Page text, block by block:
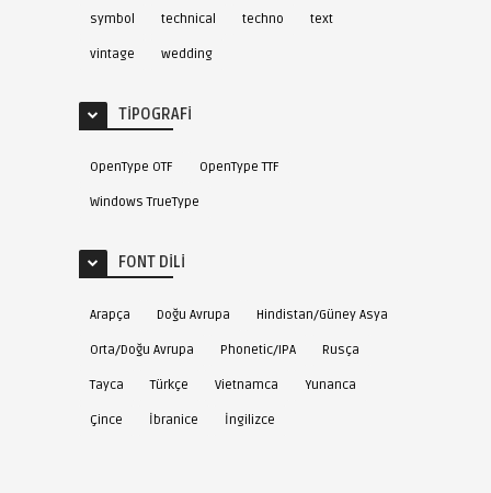
symbol technical techno text
vintage wedding
TIPOGRAFI
OpenType OTF OpenType TTF
Windows TrueType
FONT DILI
Arapça Doğu Avrupa Hindistan/Güney Asya
Orta/Doğu Avrupa Phonetic/IPA Rusça
Tayca Türkçe Vietnamca Yunanca
Çince İbranice İngilizce